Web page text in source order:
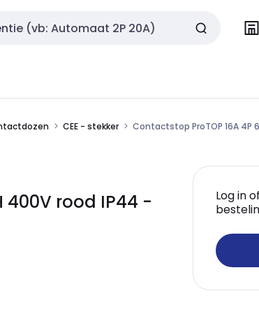
CEE - stekker Contactstop ProTOP 16A 4P
400V rood IP44 -
Log in